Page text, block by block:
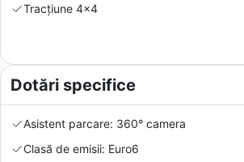
Tracțiune 4x4
Dotări specifice
Asistent parcare: 360° camera
Clasă de emisii: Euro6